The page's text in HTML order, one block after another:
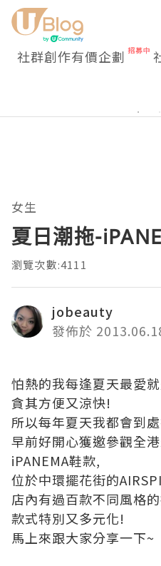
社群創作有價企劃
女生
夏日潮拖-
瀏覽次數:4111
jobeauty
發佈於
怕熱的我每逢夏天最愛
貪其方便又涼快!
所以每年夏天我都會到
早前好開心獲邀參觀全
iPANEMA鞋款,
位於中環擺花街的
店內有過百款不同風格
款式特別又多元化!
馬上來跟大家分享一下~